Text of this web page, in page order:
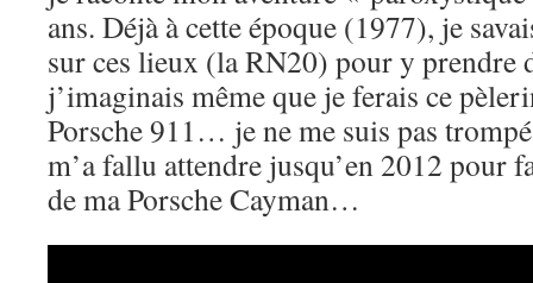
ans. Déjà à cette époque (1977), je
sur ces lieux (la RN20) pour y prendre
j’imaginais même que je ferais ce
Porsche 911… je ne me suis pas
m’a fallu attendre jusqu’en 2012 pour
de ma Porsche Cayman…